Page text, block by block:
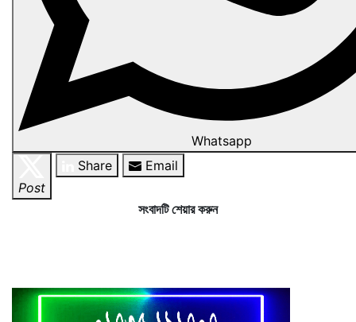
Whatsapp
Post
Share Email
সংবাদটি শেয়ার করুন